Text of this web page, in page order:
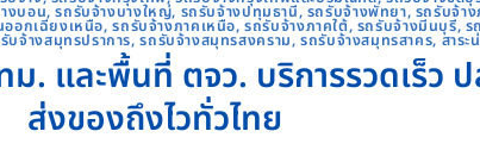
งบอน,รถรับจ้างบางใหญ่, รถรับจ้างปทุมธานี, รถรับจ้างพัทยา, รถรับจ้า
ออกเฉียงเหนือ,รถรับจ้างภาคเหนือ,รถรับจ้างภาคใต้, รถรับจ้างมีนบุรี, ร
บจ้างสมุทรปราการ,รถรับจ้างสมุทรสงคราม,รถรับจ้างสมุทรสาคร, สาระ
. และพื้นที่ ตจว. บริการรวดเร็ว
ส่งของถึงไวทั่วไทย